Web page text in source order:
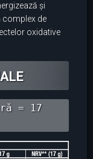
şi
complex de
oxidative
= 17